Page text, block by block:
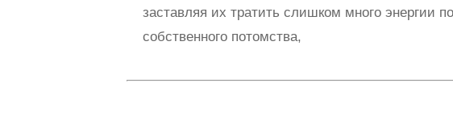
заставляя их тратить слишком много энергии
собственного потомства,